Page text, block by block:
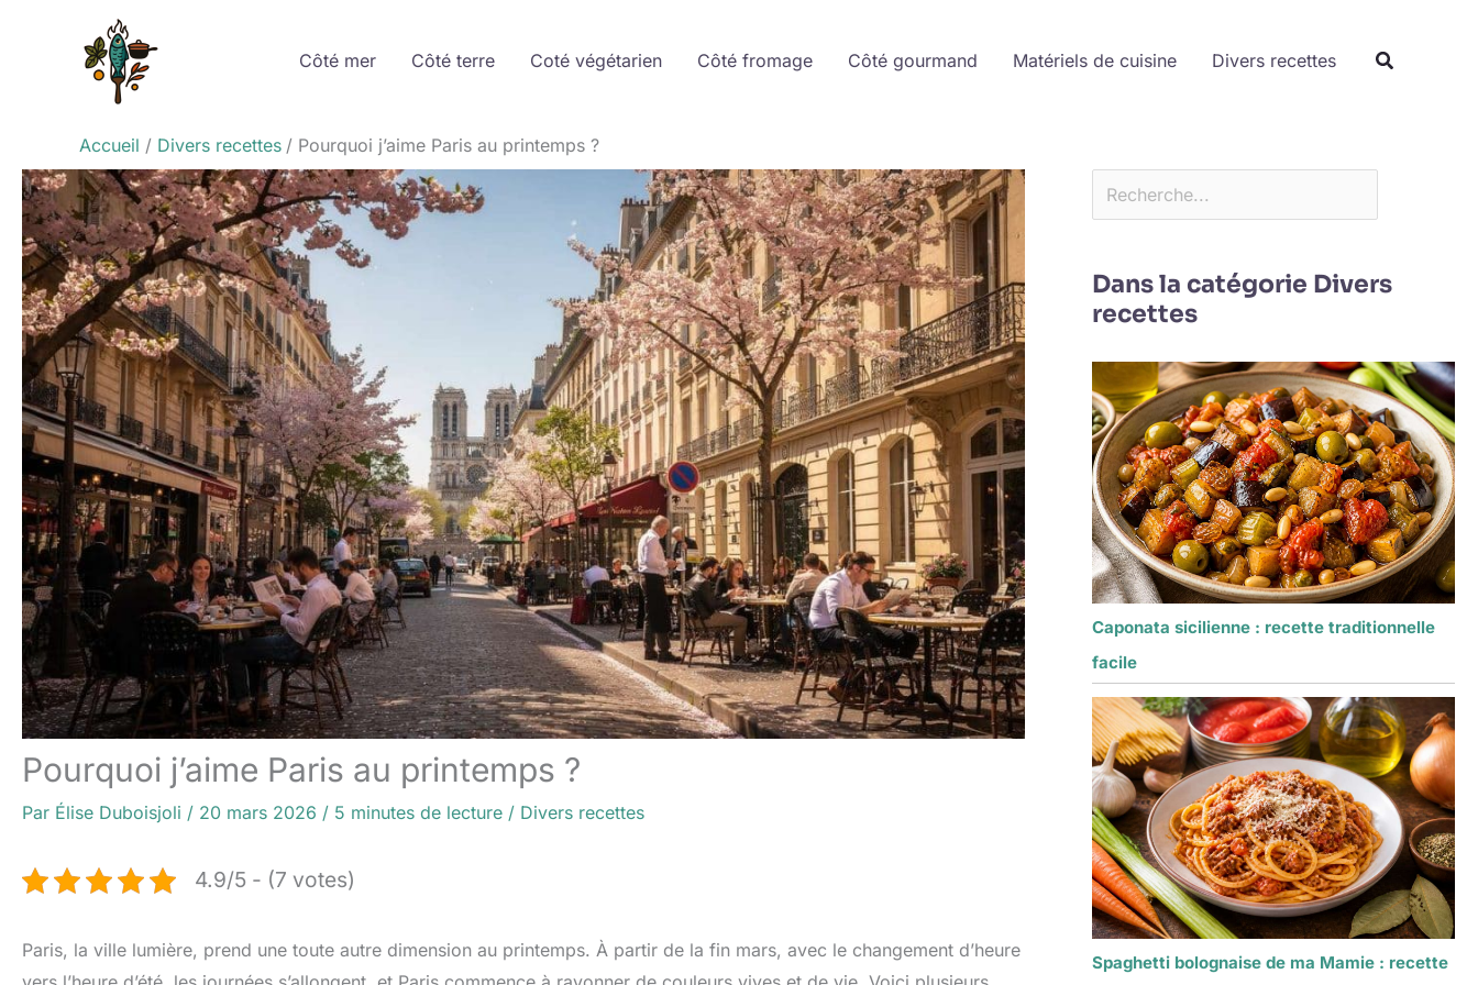
Côté mer Côté terre Coté végétarien Côté fromage Côté gourmand Matériels de cuisine Divers recettes
Accueil Divers recettes Pourquoi j’aime Paris au printemps ?
Pourquoi j’aime Paris au printemps ?
Par Élise Duboisjoli / 20 mars 2026 / 5 minutes de lecture / Divers recettes
4.9/5 - (7 votes)
Paris, la ville lumière, prend une toute autre dimension au printemps. À partir de la fin mars, avec le changement d’heure
Dans la catégorie Divers
recettes
Caponata sicilienne : recette traditionnelle
facile
Spaghetti bolognaise de ma Mamie : recette